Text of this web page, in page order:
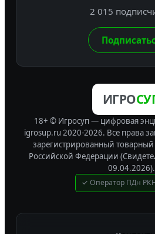
2 015
ИГРО
18+ © Игросуп — цифровая
igrosup.ru 2020-2026. Все права
зарегистрированный
Российской Федерации
09.04.2026).
✓ Оператор ПДн